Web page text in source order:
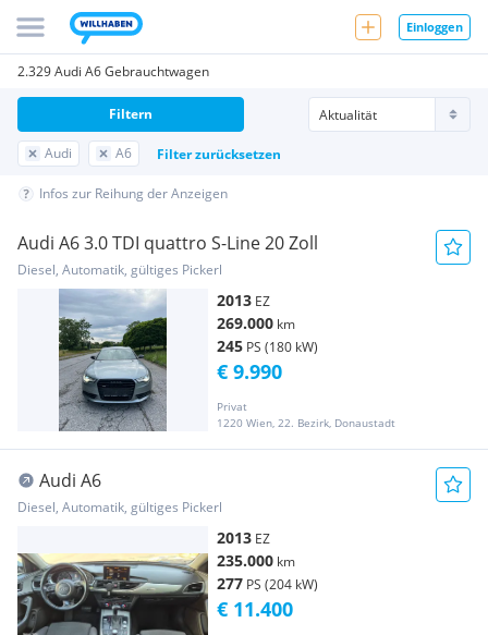
Einloggen
2.329 Audi A6 Gebrauchtwagen
Audi A6 Filter zurücksetzen
Filtern
Infos zur Reihung der Anzeigen
Audi A6 3.0 TDI quattro S-Line 20 Zoll
Diesel, Automatik, gültiges Pickerl
2013 EZ
269.000 km
245 PS (180 kW)
Privat
1220 Wien, 22. Bezirk, Donaustadt
€ 9.990
Audi A6
Diesel, Automatik, gültiges Pickerl
2013 EZ
235.000 km
277 PS (204 kW)
€ 11.400